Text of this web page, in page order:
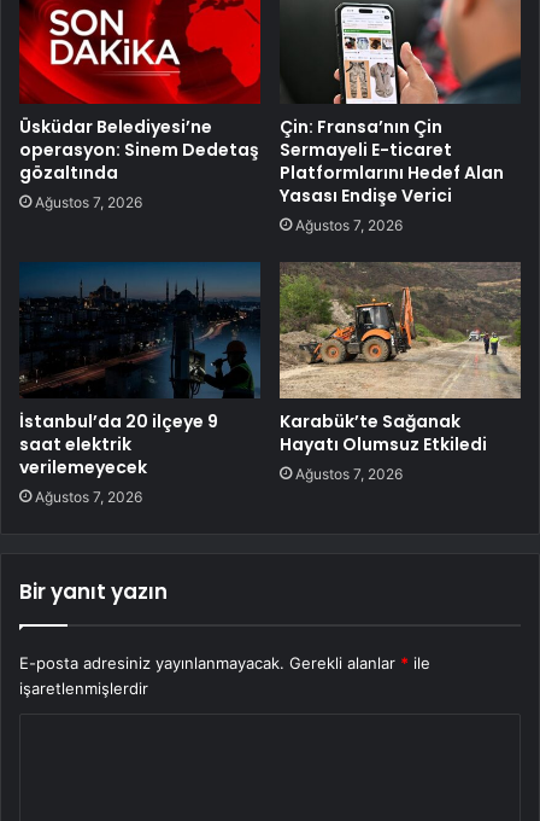
Üsküdar Belediyesi’ne
operasyon: Sinem Dedetaş
gözaltında
Ağustos 7, 2026
Çin: Fransa’nın Çin
Sermayeli E-ticaret
Platformlarını Hedef Alan
Yasası Endişe Verici
Ağustos 7, 2026
İstanbul’da 20 ilçeye 9
saat elektrik
verilemeyecek
Ağustos 7, 2026
Karabük’te Sağanak
Hayatı Olumsuz Etkiledi
Ağustos 7, 2026
Bir yanıt yazın
E-posta adresiniz yayınlanmayacak. Gerekli alanlar * ile
işaretlenmişlerdir